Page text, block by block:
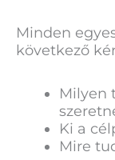
Minden
következő
Milyen
Ki a
Mire